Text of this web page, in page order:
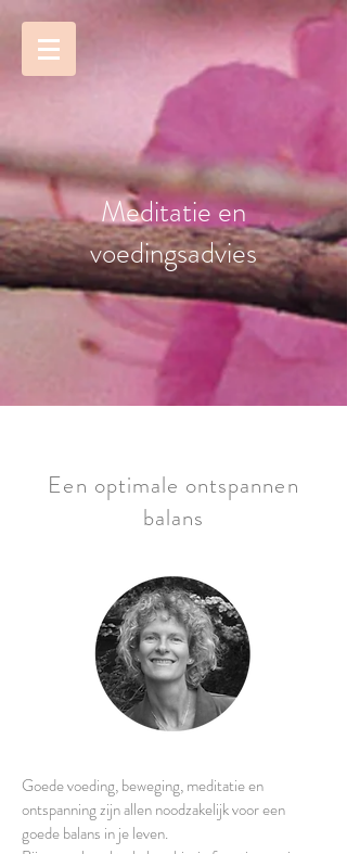
Meditatie en
voedingsadvies
Een optimale ontspannen
balans
Goede voeding, beweging, meditatie en
ontspanning zijn allen noodzakelijk voor een
goede balans in je leven.